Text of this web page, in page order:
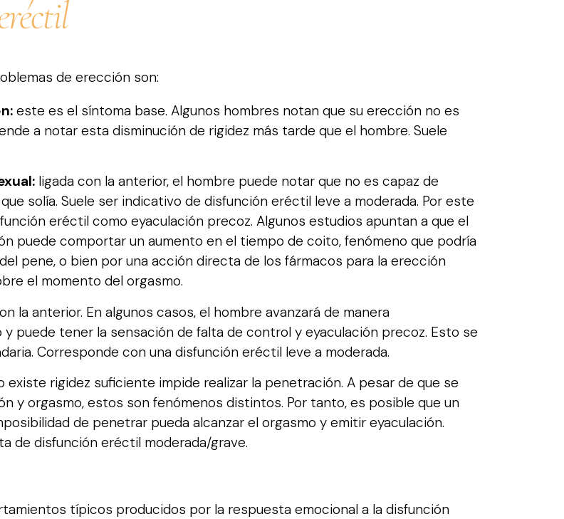
de erección son:
este es el síntoma base. Algunos hombres notan que su erección no es
a notar esta disminución de rigidez más tarde que el hombre. Suele
ligada con la anterior, el hombre puede notar que no es capaz de
solía. Suele ser indicativo de disfunción eréctil leve a moderada. Por este
eréctil como eyaculación precoz. Algunos estudios apuntan a que el
puede comportar un aumento en el tiempo de coito, fenómeno que podría
pene, o bien por una acción directa de los fármacos para la erección
el momento del orgasmo.
la anterior. En algunos casos, el hombre avanzará de manera
puede tener la sensación de falta de control y eyaculación precoz. Esto se
Corresponde con una disfunción eréctil leve a moderada.
existe rigidez suficiente impide realizar la penetración. A pesar de que se
y orgasmo, estos son fenómenos distintos. Por tanto, es posible que un
de penetrar pueda alcanzar el orgasmo y emitir eyaculación.
de disfunción eréctil moderada/grave.
típicos producidos por la respuesta emocional a la disfunción